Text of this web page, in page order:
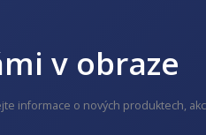
v obraze
informace o nových produktech,